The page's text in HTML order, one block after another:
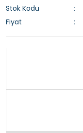
Stok Kodu
Fiyat